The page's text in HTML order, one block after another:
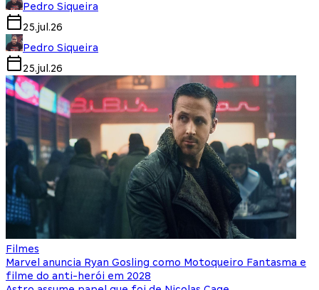
Pedro Siqueira
25.jul.26
Pedro Siqueira
25.jul.26
Filmes
Marvel anuncia Ryan Gosling como Motoqueiro Fantasma e
filme do anti-herói em 2028